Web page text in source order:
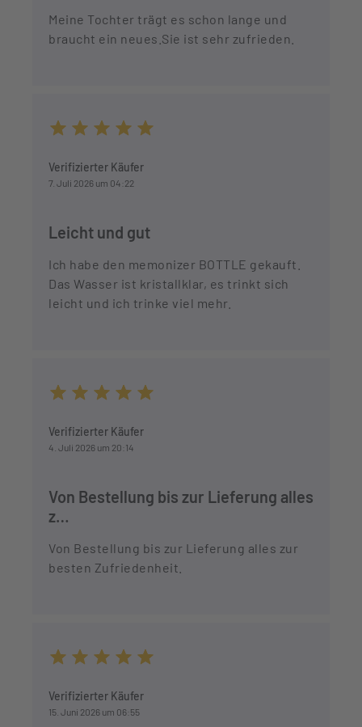
Meine Tochter trägt es schon lange und
braucht ein neues.Sie ist sehr zufrieden.
Verifizierter Käufer
7. Juli 2026 um 04:22
Leicht und gut
Ich habe den memonizer BOTTLE gekauft.
Das Wasser ist kristallklar, es trinkt sich
leicht und ich trinke viel mehr.
Verifizierter Käufer
4. Juli 2026 um 20:14
Von Bestellung bis zur Lieferung alles
z…
Von Bestellung bis zur Lieferung alles zur
besten Zufriedenheit.
Verifizierter Käufer
15. Juni 2026 um 06:55